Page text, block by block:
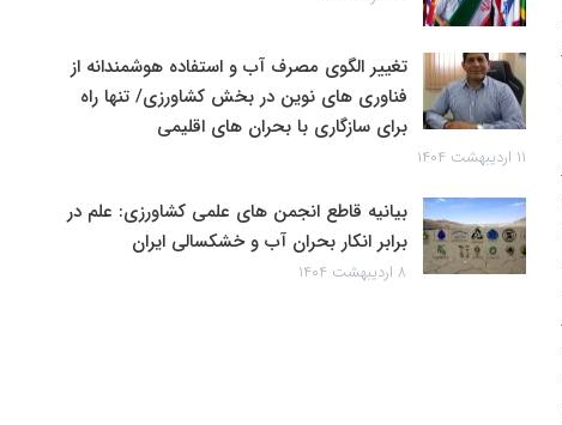
تغییر الگوی مصرف آب و استفاده هوشمندانه از
فناوری های نوین در بخش کشاورزی/ تنها راه
برای سازگاری با بحران های اقلیمی
۱۱ اردیبهشت ۱۴۰۴
بیانیه قاطع انجمن های علمی کشاورزی: علم در
برابر انکار بحران آب و خشکسالی ایران
۸ اردیبهشت ۱۴۰۴